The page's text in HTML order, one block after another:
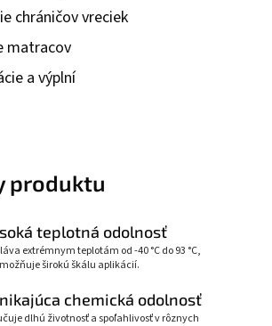
chráničov vreciek
matracov
a výplní
produktu
teplotná odolnosť
extrémnym teplotám od -40 °C do 93 °C,
širokú škálu aplikácií.
chemická odolnosť
dlhú životnosť a spoľahlivosť v rôznych